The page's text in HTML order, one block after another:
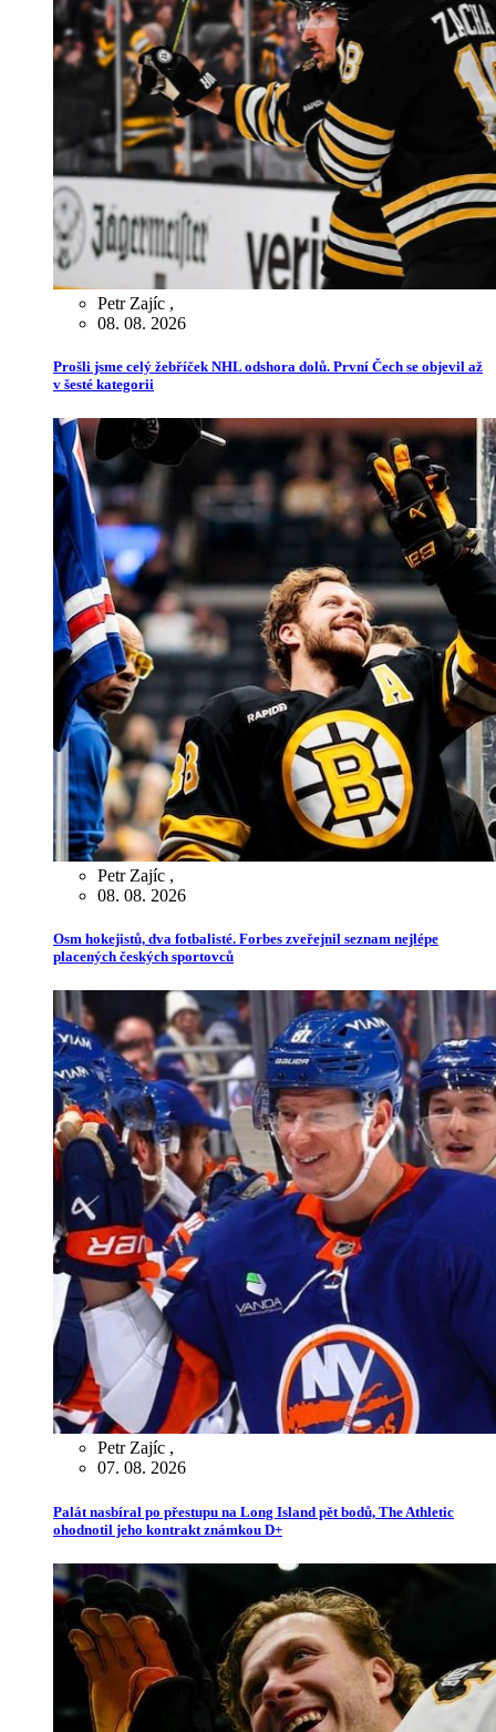
Petr Zajíc ,
08. 08. 2026
Prošli jsme celý žebříček NHL odshora dolů. První Čech se objevil až
v šesté kategorii
Petr Zajíc ,
08. 08. 2026
Osm hokejistů, dva fotbalisté. Forbes zveřejnil seznam nejlépe
placených českých sportovců
Petr Zajíc ,
07. 08. 2026
Palát nasbíral po přestupu na Long Island pět bodů, The Athletic
ohodnotil jeho kontrakt známkou D+